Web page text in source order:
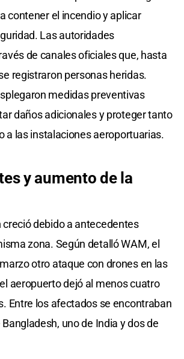
contener el incendio y aplicar
Las autoridades
de canales oficiales que, hasta
registraron personas heridas.
medidas preventivas
daños adicionales y proteger tanto
a las instalaciones aeroportuarias.
y aumento de la
creció debido a antecedentes
zona. Según detalló WAM, el
otro ataque con drones en las
aeropuerto dejó al menos cuatro
Entre los afectados se encontraban
uno de India y dos de